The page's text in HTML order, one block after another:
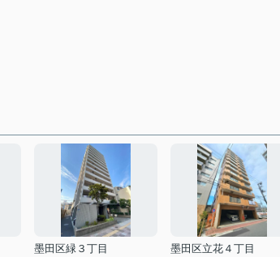
墨田区緑３丁目
墨田区立花４丁目